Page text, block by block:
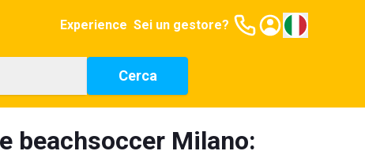
Experience Sei un gestore?
Cerca
beachsoccer Milano: